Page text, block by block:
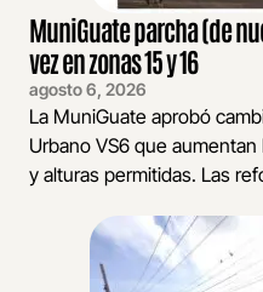
MuniGuate parcha (de
vez en zonas 15 y 16
agosto 6, 2026
La MuniGuate aprobó
Urbano VS6 que
y alturas permitidas. Las